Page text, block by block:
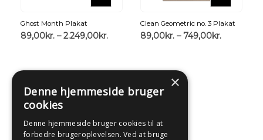
Ghost Month Plakat
89,00kr. – 2.249,00kr.
Clean Geometric no. 3 Plakat
89,00kr. – 749,00kr.
×
Denne hjemmeside bruger
cookies
Denne hjemmeside bruger cookies til at
forbedre brugeroplevelsen. Ved at bruge